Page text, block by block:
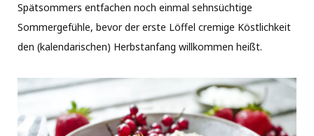
Spätsommers entfachen noch einmal sehnsüchtige
Sommergefühle, bevor der erste Löffel cremige Köstlichkeit
den (kalendarischen) Herbstanfang willkommen heißt.